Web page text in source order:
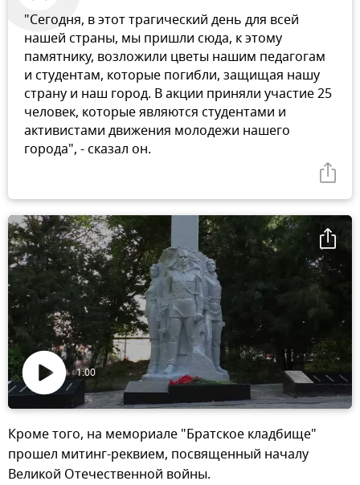
"Сегодня, в этот трагический день для всей
нашей страны, мы пришли сюда, к этому
памятнику, возложили цветы нашим педагогам
и студентам, которые погибли, защищая нашу
страну и наш город. В акции приняли участие 25
человек, которые являются студентами и
активистами движения молодежи нашего
города", - сказал он.
Воспроизвести
1:00
Кроме того, на мемориале "Братское кладбище"
прошел митинг-реквием, посвященный началу
Великой Отечественной войны.